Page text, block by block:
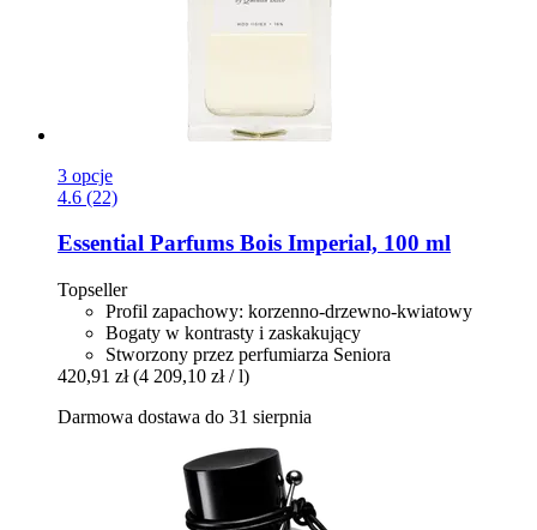
3 opcje
4.6 (22)
Essential Parfums Bois Imperial, 100 ml
Topseller
Profil zapachowy: korzenno-drzewno-kwiatowy
Bogaty w kontrasty i zaskakujący
Stworzony przez perfumiarza Seniora
420,91 zł (4 209,10 zł / l)
Darmowa dostawa do 31 sierpnia